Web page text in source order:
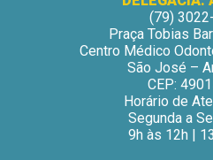
(79)
Praça Tobias
Centro Médico
São José –
CEP:
Horário de
Segunda a
9h às 12h |